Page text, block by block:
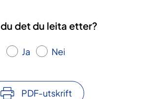
det du leita etter?
Ja Nei
PDF-utskrift